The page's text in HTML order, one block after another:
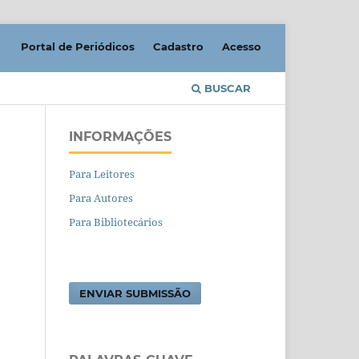
BUSCAR
Portal de Periódicos Cadastro Acesso
INFORMAÇÕES
Para Leitores
Para Autores
Para Bibliotecários
ENVIAR SUBMISSÃO